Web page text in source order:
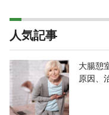
人気記事
大腸憩
原因、